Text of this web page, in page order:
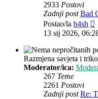
2933 Postovi
Zadnji post Bad
Postao/la b4sh
13 sij 2026,
Razmjena savjeta i
Moderator/ica:
267 Teme
2261 Postovi
Zadnji post Re: